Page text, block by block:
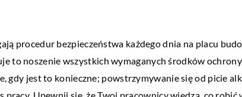
procedur bezpieczeństwa każdego dnia na placu
to noszenie wszystkich wymaganych środków
gdy jest to konieczne; powstrzymywanie się od picie
Upewnij się, że Twoi pracownicy wiedzą, co robić
to jeden z […]
Zapewne
smartfony.
urządzeń